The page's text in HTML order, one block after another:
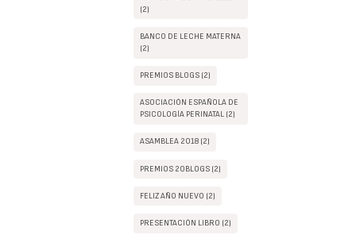
(2)
BANCO DE LECHE MATERNA
(2)
PREMIOS BLOGS (2)
ASOCIACIÓN ESPAÑOLA DE
PSICOLOGÍA PERINATAL (2)
ASAMBLEA 2018 (2)
PREMIOS 20BLOGS (2)
FELIZ AÑO NUEVO (2)
PRESENTACIÓN LIBRO (2)